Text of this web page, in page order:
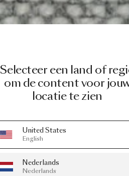
Selecteer een land of
om de content voor
locatie te zien
United States
English
Nederlands
Nederlands